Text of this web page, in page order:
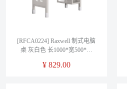
[RFCA0224] Raxwell 制式电脑
桌 灰白色 长1000*宽500*高
安装）
¥ 829.00